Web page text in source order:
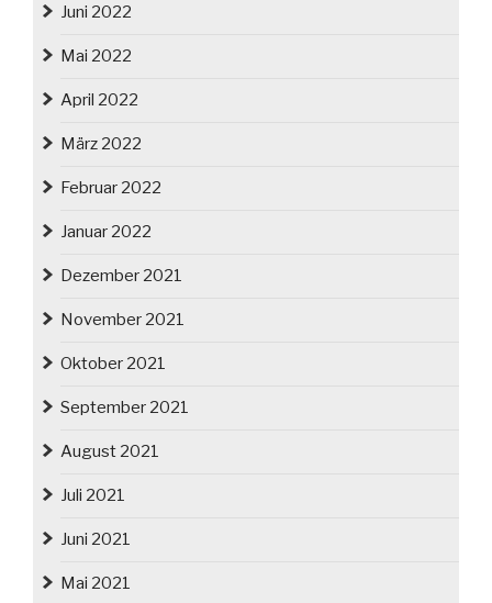
Juni 2022
Mai 2022
April 2022
März 2022
Februar 2022
Januar 2022
Dezember 2021
November 2021
Oktober 2021
September 2021
August 2021
Juli 2021
Juni 2021
Mai 2021